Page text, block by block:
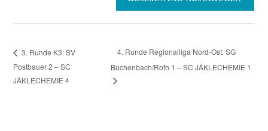
ein
3. Runde K3: SV
Postbauer 2 – SC
JÄKLECHEMIE 4
4. Runde Regionalliga Nord-Ost: SG
Büchenbach/Roth 1 – SC JÄKLECHEMIE 1